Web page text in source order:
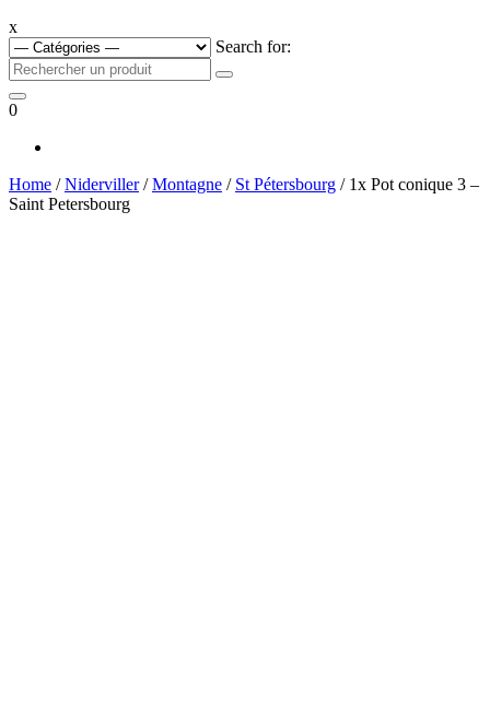
x
Search for:
0
Home /Niderviller/Montagne / St Pétersbourg / 1x Pot conique 3 –
Saint Petersbourg